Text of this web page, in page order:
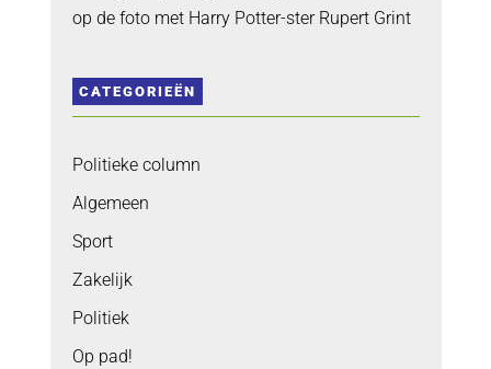
op de foto met Harry Potter-ster Rupert Grint
CATEGORIEËN
Politieke column
Algemeen
Sport
Zakelijk
Politiek
Op pad!